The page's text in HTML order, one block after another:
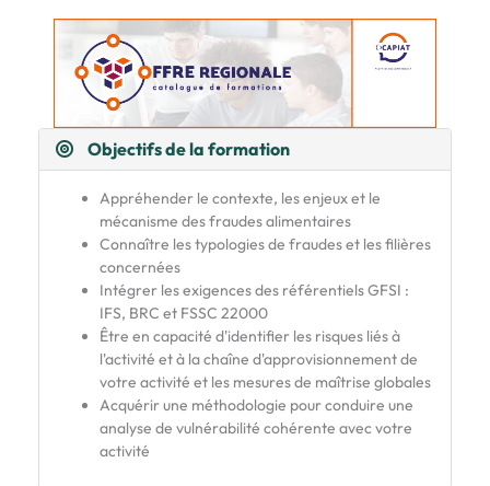
Objectifs de la formation
Appréhender le contexte, les enjeux et le
mécanisme des fraudes alimentaires
Connaître les typologies de fraudes et les filières
concernées
Intégrer les exigences des référentiels GFSI :
IFS, BRC et FSSC 22000
Être en capacité d'identifier les risques liés à
l'activité et à la chaîne d'approvisionnement de
votre activité et les mesures de maîtrise globales
Acquérir une méthodologie pour conduire une
analyse de vulnérabilité cohérente avec votre
activité